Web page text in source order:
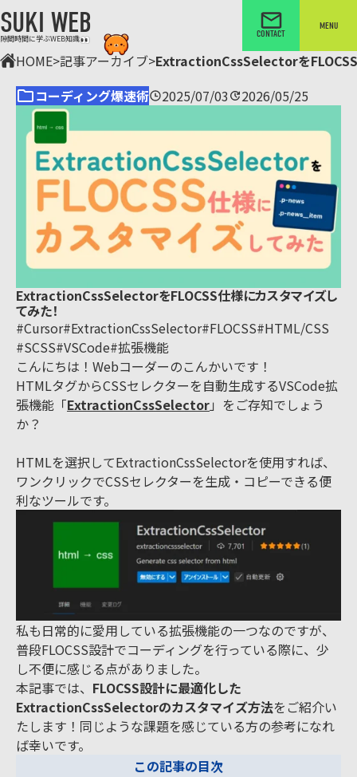
SUKI WEB
隙間時間に学ぶWEB知識 CONTACT
MENU
HOME>記事アーカイブ>ExtractionCssSelectorを
コーディング爆速術
2025/07/03 2026/05/25
ExtractionCssSelectorをFLOCSS仕様にカスタマイズし
てみた！
#Cursor#ExtractionCssSelector#FLOCSS#HTML/CSS
#SCSS#VSCode#拡張機能
こんにちは！Webコーダーのこんかいです！
HTMLタグからCSSセレクターを自動生成するVSCode拡
張機能「ExtractionCssSelector」をご存知でしょう
か？
HTMLを選択してExtractionCssSelectorを使用すれば、
ワンクリックでCSSセレクターを生成・コピーできる便
利なツールです。
私も日常的に愛用している拡張機能の一つなのですが、
普段FLOCSS設計でコーディングを行っている際に、少
し不便に感じる点がありました。
本記事では、 FLOCSS設計に最適化した
ExtractionCssSelectorのカスタマイズ方法をご紹介い
たします！同じような課題を感じている方の参考になれ
ば幸いです。
この記事の目次